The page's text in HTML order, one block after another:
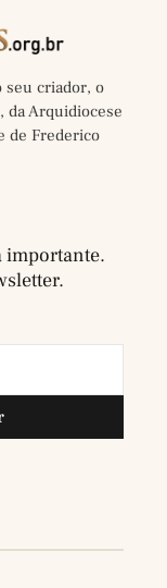
seu criador, o
, da Arquidiocese
de Frederico
importante.